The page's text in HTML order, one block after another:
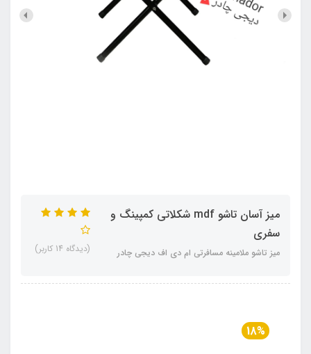
میز آسان تاشو mdf شکلاتی کمپینگ و
سفری
میز تاشو ملامینه مسافرتی ام دی اف دیجی چادر (دیدگاه 14 کاربر)
18%